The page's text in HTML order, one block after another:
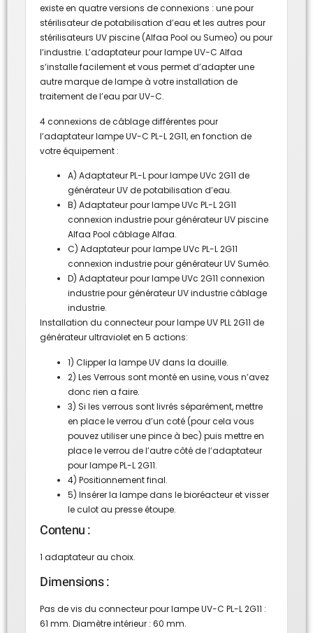
existe en quatre versions de connexions : une pour
stérilisateur de potabilisation d’eau et les autres pour
stérilisateurs UV piscine (Alfaa Pool ou Sumeo) ou pour
l’industrie. L’adaptateur pour lampe UV-C Alfaa
s’installe facilement et vous permet d’adapter une
autre marque de lampe à votre installation de
traitement de l’eau par UV-C.
4 connexions de câblage différentes pour
l’adaptateur lampe UV-C PL-L 2G11, en fonction de
votre équipement :
A) Adaptateur PL-L pour lampe UVc 2G11 de
générateur UV de potabilisation d’eau.
B) Adaptateur pour lampe UVc PL-L 2G11
connexion industrie pour générateur UV piscine
Alfaa Pool câblage Alfaa.
C) Adaptateur pour lampe UVc PL-L 2G11
connexion industrie pour générateur UV Suméo.
D) Adaptateur pour lampe UVc 2G11 connexion
industrie pour générateur UV industrie câblage
industrie.
Installation du connecteur pour lampe UV PLL 2G11 de
générateur ultraviolet en 5 actions:
1) Clipper la lampe UV dans la douille.
2) Les Verrous sont monté en usine, vous n’avez
donc rien a faire.
3) Si les verrous sont livrés séparément, mettre
en place le verrou d’un coté (pour cela vous
pouvez utiliser une pince à bec) puis mettre en
place le verrou de l’autre côté de l’adaptateur
pour lampe PL-L 2G11.
4) Positionnement final.
5) Insérer la lampe dans le bioréacteur et visser
le culot au presse étoupe.
Contenu :
1 adaptateur au choix.
Dimensions :
Pas de vis du connecteur pour lampe UV-C PL-L 2G11 :
61 mm. Diamètre intérieur : 60 mm.